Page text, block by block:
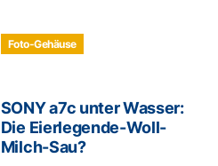
Foto-Gehäuse
SONY a7c unter Wasser:
Die Eierlegende-Woll-
Milch-Sau?